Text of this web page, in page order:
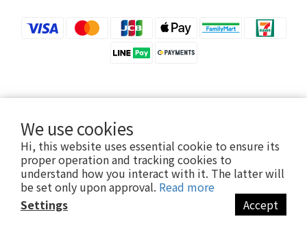
We use cookies
Hi, this website uses essential cookie to ensure its
proper operation and tracking cookies to
understand how you interact with it. The latter will
be set only upon approval. Read more
Settings
Accept
提醒您，可沛寵藥 Koolpal 不會以電話或簡訊方式通知變更付款方式。
永鴻國際生技股份有限公司
Vetnostrum Animal Health Co., Ltd.